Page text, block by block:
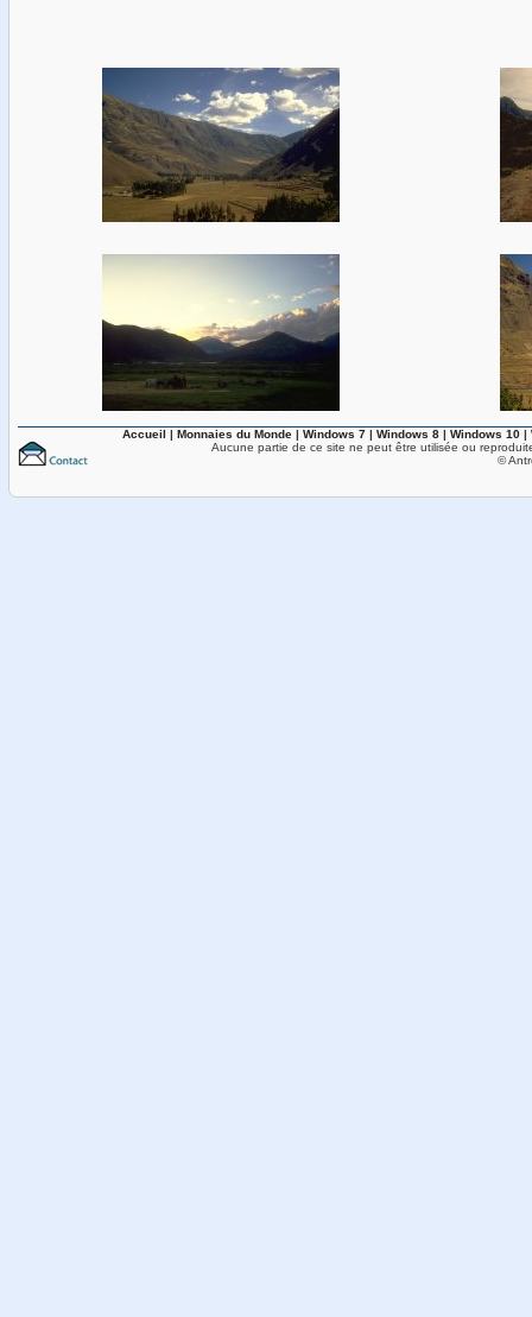
Accueil | Monnaies du Monde | Windows 7 | Windows 8 | Windows 10 |
Aucune partie de ce site ne peut être utilisée ou
©